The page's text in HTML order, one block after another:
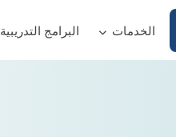
الخدمات البرامج التدريبية